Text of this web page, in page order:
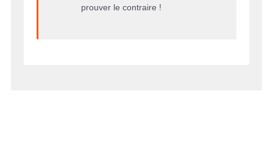
prouver le contraire !